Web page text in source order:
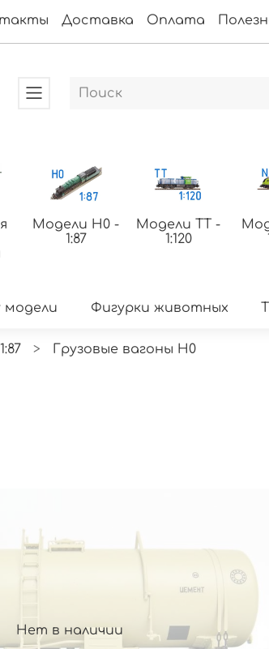
Доставка Оплата
Модели H0 -
1:87
Модели ТТ -
1:120
модели Фигурки животных
Грузовые вагоны H0
Нет в наличии